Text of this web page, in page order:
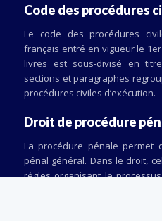
Code des procédures
Le code des procédures
français entré en vigueur le
livres est sous-divisé en
sections et paragraphes
procédures civiles d’exécution.
Droit de procédure
La procédure pénale
pénal général. Dans le droit,
règles organisant le